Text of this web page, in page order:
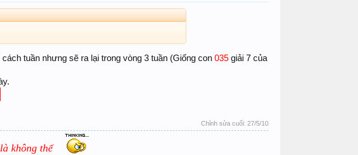
tuần nhưng sẽ ra lại trong vòng 3 tuần (Giống con 035 giải 7 của
Chỉnh sửa cuối: 27/5/10
không thể